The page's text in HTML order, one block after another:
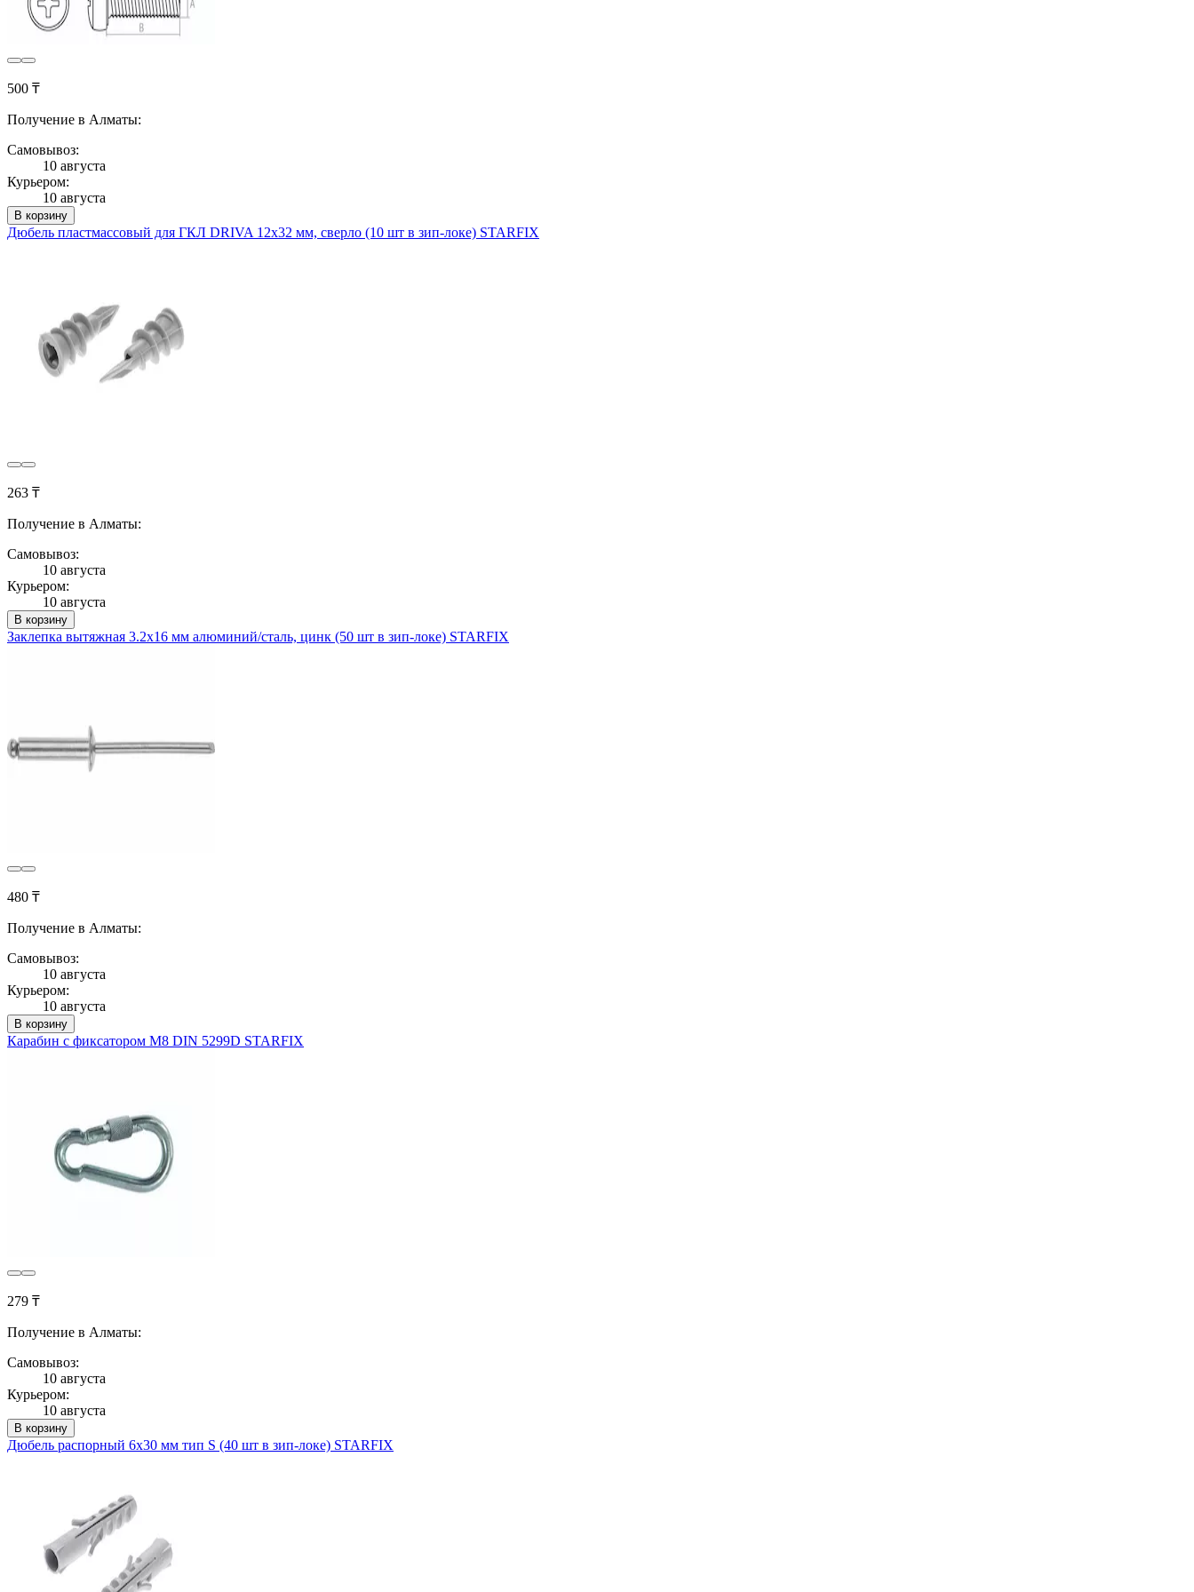
500 ₸
Получение в Алматы:
Самовывоз:
10 августа
Курьером:
10 августа
В корзину
Дюбель пластмассовый для ГКЛ DRIVA 12х32 мм, сверло (10 шт в зип-локе) STARFIX
263 ₸
Получение в Алматы:
Самовывоз:
10 августа
Курьером:
10 августа
В корзину
Заклепка вытяжная 3.2х16 мм алюминий/сталь, цинк (50 шт в зип-локе) STARFIX
480 ₸
Получение в Алматы:
Самовывоз:
10 августа
Курьером:
10 августа
В корзину
Карабин с фиксатором М8 DIN 5299D STARFIX
279 ₸
Получение в Алматы:
Самовывоз:
10 августа
Курьером:
10 августа
В корзину
Дюбель распорный 6х30 мм тип S (40 шт в зип-локе) STARFIX